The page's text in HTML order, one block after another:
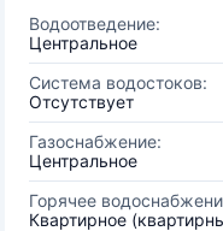
Водоотведение:
Центральное
Система водостоков:
Отсутствует
Газоснабжение:
Центральное
Горячее
Квартирное